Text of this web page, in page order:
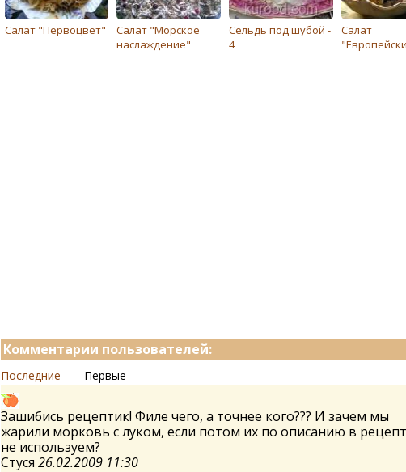
Салат "Первоцвет"
Салат "Морское
наслаждение"
Сельдь под шубой -
4
Салат
Комментарии пользователей:
Последние Первые
Зашибись рецептик! Филе чего, а точнее кого??? И зачем мы
жарили морковь с луком, если потом их по описанию в
не используем?
Стуся 26.02.2009 11:30